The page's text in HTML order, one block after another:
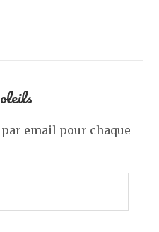
email pour chaque